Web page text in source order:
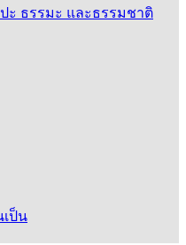
ปะ ธรรมะ และธรรมชาติ
เป็น